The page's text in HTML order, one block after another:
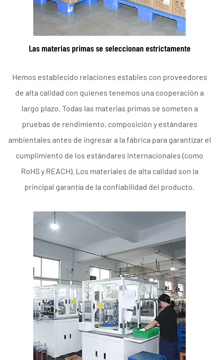
Las materias primas se seleccionan estrictamente
Hemos establecido relaciones estables con proveedores
de alta calidad con quienes tenemos una cooperación a
largo plazo. Todas las materias primas se someten a
pruebas de rendimiento, composición y estándares
ambientales antes de ingresar a la fábrica para garantizar el
cumplimiento de los estándares internacionales (como
RoHS y REACH). Los materiales de alta calidad son la
principal garantía de la confiabilidad del producto.